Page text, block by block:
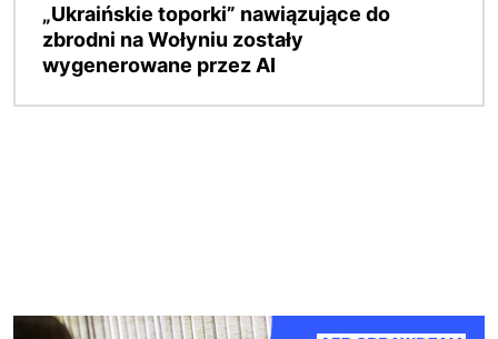
„Ukraińskie toporki” nawiązujące do
zbrodni na Wołyniu zostały
wygenerowane przez AI